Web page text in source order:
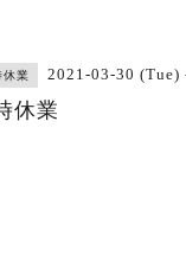
休業 2021-03-30 (Tue)
休業